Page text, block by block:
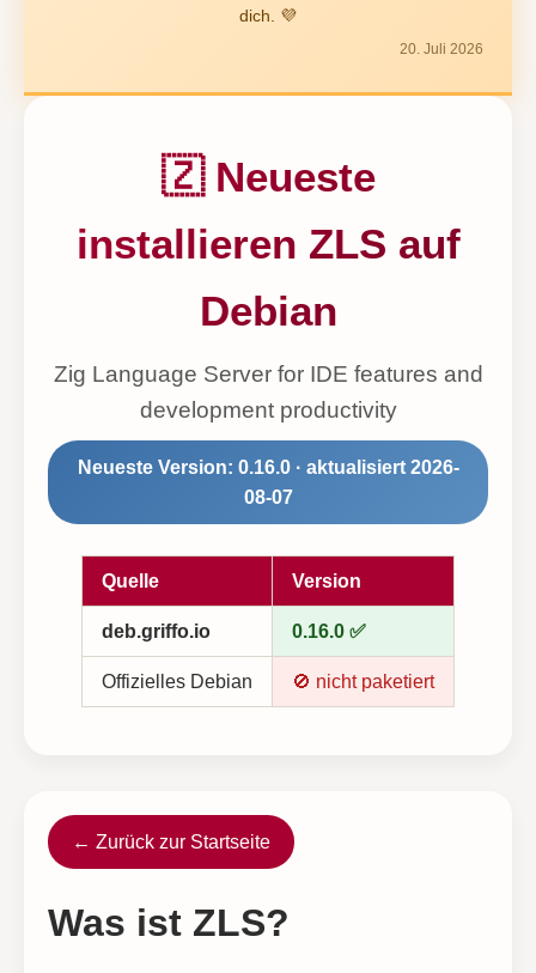
dich. 💜
20. Juli 2026
🇿 Neueste
installieren ZLS auf
Debian
Zig Language Server for IDE features and
development productivity
Neueste Version: 0.16.0 · aktualisiert 2026-
08-07
Quelle Version
deb.griffo.io 0.16.0 ✅
Offizielles Debian 🚫 nicht paketiert
← Zurück zur Startseite
Was ist ZLS?